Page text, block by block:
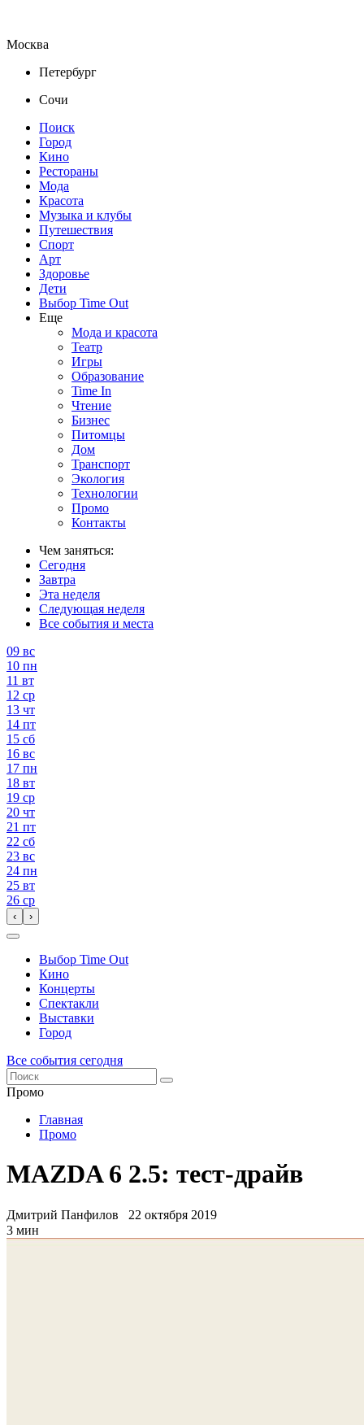
Москва
Петербург
Сочи
Поиск
Город
Кино
Рестораны
Мода
Красота
Музыка и клубы
Путешествия
Спорт
Арт
Здоровье
Дети
Выбор Time Out
Еще
Мода и красота
Театр
Игры
Образование
Time In
Чтение
Бизнес
Питомцы
Дом
Транспорт
Экология
Технологии
Промо
Контакты
Чем заняться:
Сегодня
Завтра
Эта неделя
Следующая неделя
Все события и места
09 вс
10 пн
11 вт
12 ср
13 чт
14 пт
15 сб
16 вс
17 пн
18 вт
19 ср
20 чт
21 пт
22 сб
23 вс
24 пн
25 вт
26 ср
‹ ›
Выбор Time Out
Кино
Концерты
Спектакли
Выставки
Город
Все события сегодня
Промо
Главная
Промо
MAZDA 6 2.5: тест-драйв
Дмитрий Панфилов
22 октября 2019
3 мин